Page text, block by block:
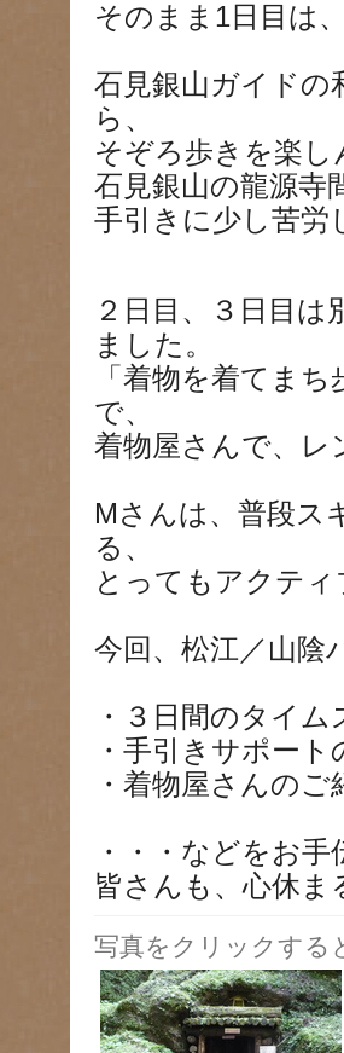
そのまま1日目は
石見銀山ガイドの
ら、
そぞろ歩きを楽
石見銀山の龍源寺
手引きに少し苦労
２日目、３日目
ました。
「着物を着てま
で、
着物屋さんで、レ
Mさんは、普段ス
る、
とってもアクテ
今回、松江／山陰
・３日間のタイ
・手引きサポー
・着物屋さんのご
・・・などをお
皆さんも、心休
写真をクリックする